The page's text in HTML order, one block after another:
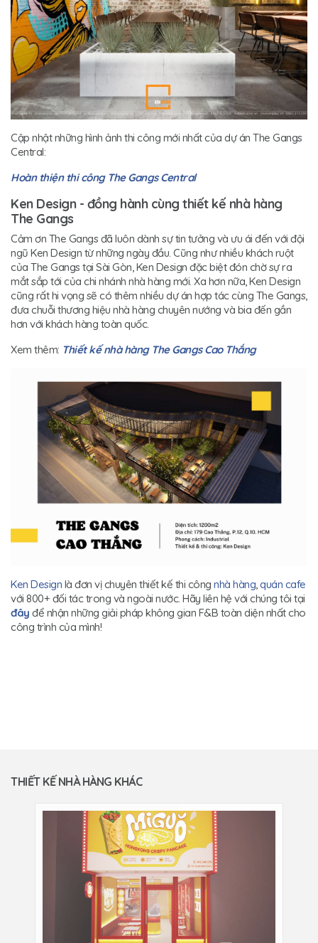
Cập nhật những hình ảnh thi công mới nhất của dự án The Gangs
Central:
Hoàn thiện thi công The Gangs Central
Ken Design - đồng hành cùng thiết kế nhà hàng
The Gangs
Cảm ơn The Gangs đã luôn dành sự tin tưởng và ưu ái đến với đội
ngũ Ken Design từ những ngày đầu. Cũng như nhiều khách ruột
của The Gangs tại Sài Gòn, Ken Design đặc biệt đón chờ sự ra
mắt sắp tới của chi nhánh nhà hàng mới. Xa hơn nữa, Ken Design
cũng rất hi vọng sẽ có thêm nhiều dự án hợp tác cùng The Gangs,
đưa chuỗi thương hiệu nhà hàng chuyên nướng và bia đến gần
hơn với khách hàng toàn quốc.
Xem thêm: Thiết kế nhà hàng The Gangs Cao Thắng
Ken Design là đơn vị chuyên thiết kế thi công nhà hàng,quán cafe
với 800+ đối tác trong và ngoài nước. Hãy liên hệ với chúng tôi tại
đây để nhận những giải pháp không gian F&B toàn diện nhất cho
công trình của mình!
THIẾT KẾ NHÀ HÀNG KHÁC